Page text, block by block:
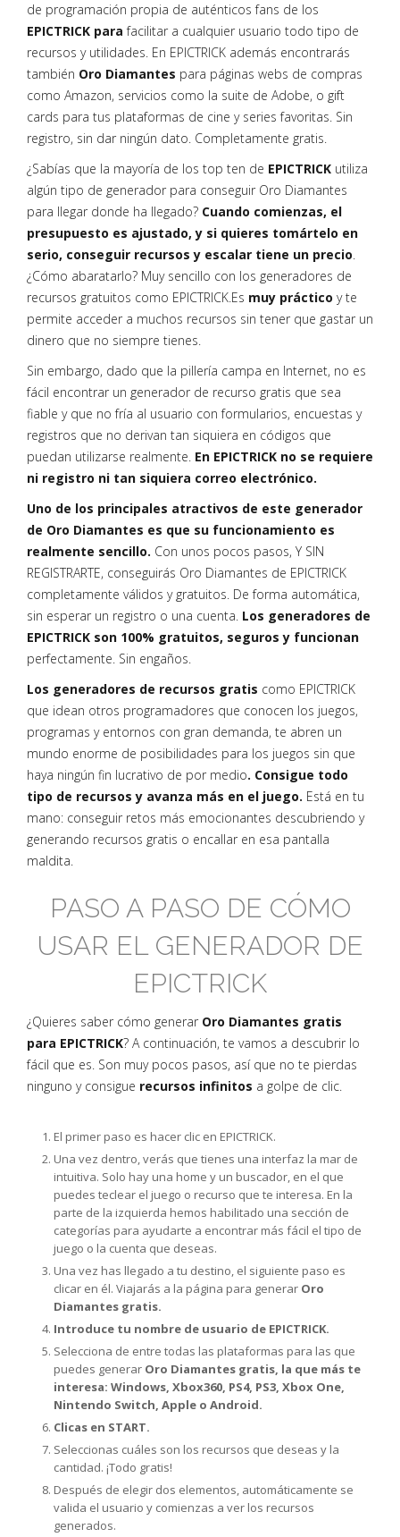
de programación propia de auténticos fans de los
EPICTRICK para facilitar a cualquier usuario todo tipo de
recursos y utilidades. En EPICTRICK además encontrarás
también Oro Diamantes para páginas webs de compras
como Amazon, servicios como la suite de Adobe, o gift
cards para tus plataformas de cine y series favoritas. Sin
registro, sin dar ningún dato. Completamente gratis.
¿Sabías que la mayoría de los top ten de EPICTRICK utiliza
algún tipo de generador para conseguir Oro Diamantes
para llegar donde ha llegado? Cuando comienzas, el
presupuesto es ajustado, y si quieres tomártelo en
serio, conseguir recursos y escalar tiene un precio.
¿Cómo abaratarlo? Muy sencillo con los generadores de
recursos gratuitos como EPICTRICK.Es muy práctico y te
permite acceder a muchos recursos sin tener que gastar un
dinero que no siempre tienes.
Sin embargo, dado que la pillería campa en Internet, no es
fácil encontrar un generador de recurso gratis que sea
fiable y que no fría al usuario con formularios, encuestas y
registros que no derivan tan siquiera en códigos que
puedan utilizarse realmente. En EPICTRICK no se requiere
ni registro ni tan siquiera correo electrónico.
Uno de los principales atractivos de este generador
de Oro Diamantes es que su funcionamiento es
realmente sencillo. Con unos pocos pasos, Y SIN
REGISTRARTE, conseguirás Oro Diamantes de EPICTRICK
completamente válidos y gratuitos. De forma automática,
sin esperar un registro o una cuenta. Los generadores de
EPICTRICK son 100% gratuitos, seguros y funcionan
perfectamente. Sin engaños.
Los generadores de recursos gratis como EPICTRICK
que idean otros programadores que conocen los juegos,
programas y entornos con gran demanda, te abren un
mundo enorme de posibilidades para los juegos sin que
haya ningún fin lucrativo de por medio. Consigue todo
tipo de recursos y avanza más en el juego. Está en tu
mano: conseguir retos más emocionantes descubriendo y
generando recursos gratis o encallar en esa pantalla
maldita.
PASO A PASO DE CÓMO
USAR EL GENERADOR DE
EPICTRICK
¿Quieres saber cómo generar Oro Diamantes gratis
para EPICTRICK? A continuación, te vamos a descubrir lo
fácil que es. Son muy pocos pasos, así que no te pierdas
ninguno y consigue recursos infinitos a golpe de clic.
El primer paso es hacer clic en EPICTRICK.
Una vez dentro, verás que tienes una interfaz la mar de
intuitiva. Solo hay una home y un buscador, en el que
puedes teclear el juego o recurso que te interesa. En la
parte de la izquierda hemos habilitado una sección de
categorías para ayudarte a encontrar más fácil el tipo de
juego o la cuenta que deseas.
Una vez has llegado a tu destino, el siguiente paso es
clicar en él. Viajarás a la página para generar Oro
Diamantes gratis.
Introduce tu nombre de usuario de EPICTRICK.
Selecciona de entre todas las plataformas para las que
puedes generar Oro Diamantes gratis, la que más te
interesa: Windows, Xbox360, PS4, PS3, Xbox One,
Nintendo Switch, Apple o Android.
Clicas en START.
Seleccionas cuáles son los recursos que deseas y la
cantidad. ¡Todo gratis!
Después de elegir dos elementos, automáticamente se
valida el usuario y comienzas a ver los recursos
generados.